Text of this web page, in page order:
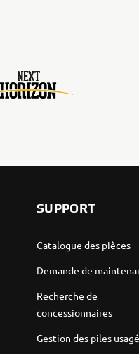
SUPPORT
Catalogue des pièces
Demande de
Recherche de
concessionnaires
Gestion des piles